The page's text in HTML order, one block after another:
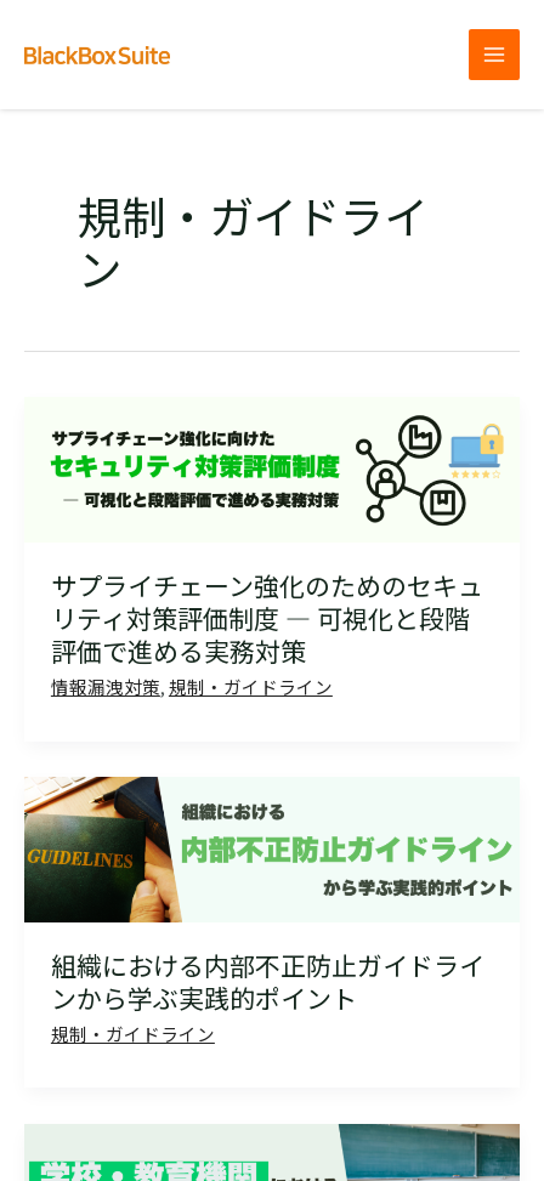
規制・ガイドライ
ン
サプライチェーン強化のためのセキュ
リティ対策評価制度 ― 可視化と段階
評価で進める実務対策
情報漏洩対策,規制・ガイドライン
組織における内部不正防止ガイドライ
ンから学ぶ実践的ポイント
規制・ガイドライン